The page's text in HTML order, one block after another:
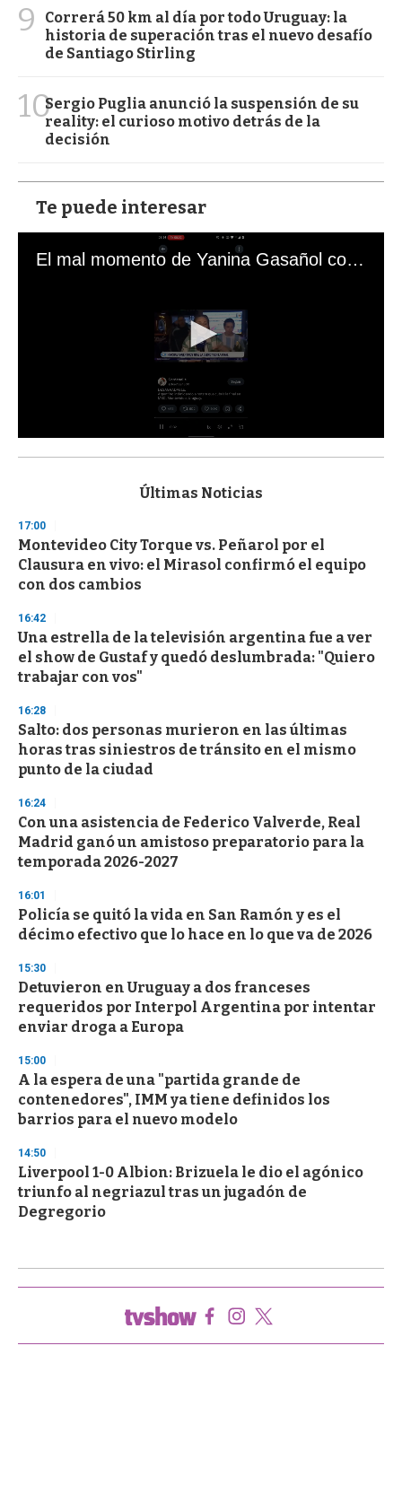
9
Correrá 50 km al día por todo Uruguay: la
historia de superación tras el nuevo desafío
de Santiago Stirling
10Sergio Puglia anunció la suspensión de su
reality: el curioso motivo detrás de la
decisión
Te puede interesar
El mal momento de Yanina Gasañol con un hincha argentino en "Subrayado"
s
d
s
o
f
3
s
e
c
o
n
Últimas Noticias
17:00
Montevideo City Torque vs. Peñarol por el
Clausura en vivo: el Mirasol confirmó el equipo
con dos cambios
16:42
Una estrella de la televisión argentina fue a ver
el show de Gustaf y quedó deslumbrada: "Quiero
trabajar con vos"
16:28
Salto: dos personas murieron en las últimas
horas tras siniestros de tránsito en el mismo
punto de la ciudad
16:24
Con una asistencia de Federico Valverde, Real
Madrid ganó un amistoso preparatorio para la
temporada 2026-2027
16:01
Policía se quitó la vida en San Ramón y es el
décimo efectivo que lo hace en lo que va de 2026
15:30
Detuvieron en Uruguay a dos franceses
requeridos por Interpol Argentina por intentar
enviar droga a Europa
15:00
A la espera de una "partida grande de
contenedores", IMM ya tiene definidos los
barrios para el nuevo modelo
14:50
Liverpool 1-0 Albion: Brizuela le dio el agónico
triunfo al negriazul tras un jugadón de
Degregorio